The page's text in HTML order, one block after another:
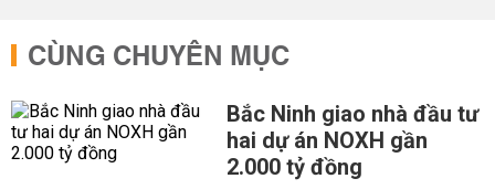
CÙNG CHUYÊN MỤC
Bắc Ninh giao nhà đầu tư
hai dự án NOXH gần
2.000 tỷ đồng